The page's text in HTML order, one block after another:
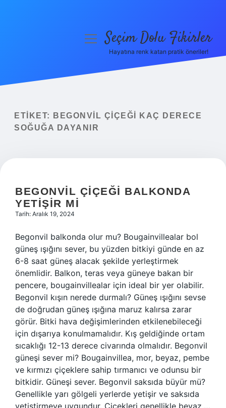
Yasal Uyarı
menüyüSeçim Dolu Fikirler
Hayatına renk katan pratik öneriler!
ETIKET:
BEGONVIL ÇIÇEĞI KAÇ DERECE
SOĞUĞA DAYANIR
BEGONVIL ÇIÇEĞI BALKONDA
YETIŞIR MI
Tarih: Aralık 19, 2024
Begonvil balkonda olur mu? Bougainvillealar bol
güneş ışığını sever, bu yüzden bitkiyi günde en az
6-8 saat güneş alacak şekilde yerleştirmek
önemlidir. Balkon, teras veya güneye bakan bir
pencere, bougainvillealar için ideal bir yer olabilir.
Begonvil kışın nerede durmalı? Güneş ışığını sevse
de doğrudan güneş ışığına maruz kalırsa zarar
görür. Bitki hava değişimlerinden etkilenebileceği
için dışarıya konulmamalıdır. Kış geldiğinde ortam
sıcaklığı 12-13 derece civarında olmalıdır. Begonvil
güneşi sever mi? Bougainvillea, mor, beyaz, pembe
ve kırmızı çiçeklere sahip tırmanıcı ve odunsu bir
bitkidir. Güneşi sever. Begonvil saksıda büyür mü?
Genellikle yarı gölgeli yerlerde yetişir ve saksıda
yetiştirmeye uygundur. Çiçekleri genellikle beyaz,…